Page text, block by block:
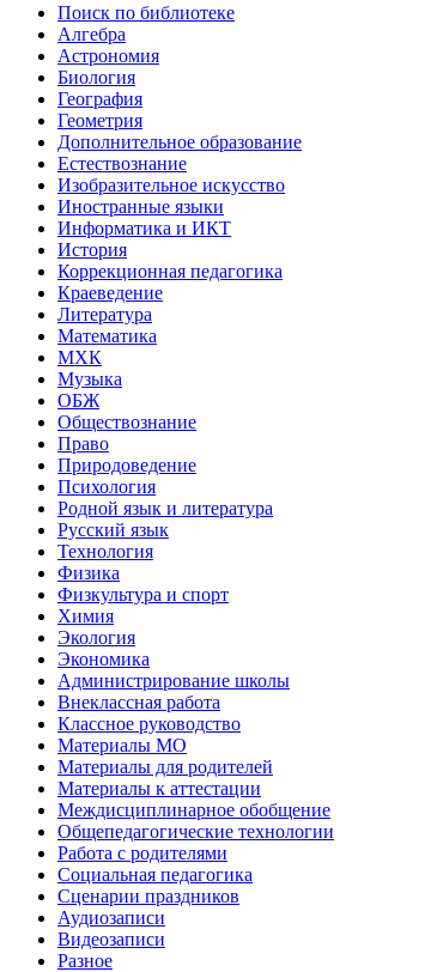
Поиск по библиотеке
Алгебра
Астрономия
Биология
География
Геометрия
Дополнительное образование
Естествознание
Изобразительное искусство
Иностранные языки
Информатика и ИКТ
История
Коррекционная педагогика
Краеведение
Литература
Математика
МХК
Музыка
ОБЖ
Обществознание
Право
Природоведение
Психология
Родной язык и литература
Русский язык
Технология
Физика
Физкультура и спорт
Химия
Экология
Экономика
Администрирование школы
Внеклассная работа
Классное руководство
Материалы МО
Материалы для родителей
Материалы к аттестации
Междисциплинарное обобщение
Общепедагогические технологии
Работа с родителями
Социальная педагогика
Сценарии праздников
Аудиозаписи
Видеозаписи
Разное